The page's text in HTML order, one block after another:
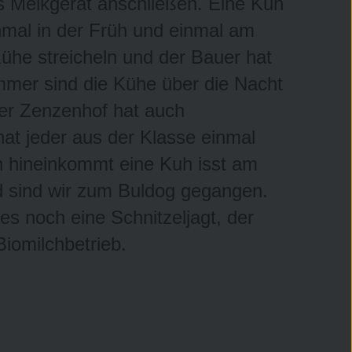
in der Früh und einmal am
streicheln und der Bauer hat
sind die Kühe über die Nacht
Zenzenhof hat auch
jeder aus der Klasse einmal
eine Kuh isst am
wir zum Buldog gegangen.
noch eine Schnitzeljagt, der